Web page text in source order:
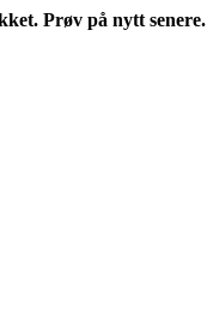
Prøv på nytt senere.